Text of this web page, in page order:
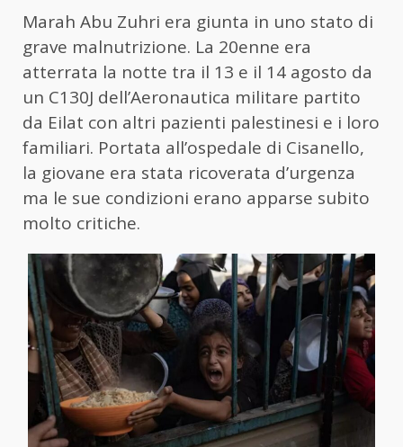
Marah Abu Zuhri era giunta in uno stato di
grave malnutrizione. La 20enne era
atterrata la notte tra il 13 e il 14 agosto da
un C130J dell’Aeronautica militare partito
da Eilat con altri pazienti palestinesi e i loro
familiari. Portata all’ospedale di Cisanello,
la giovane era stata ricoverata d’urgenza
ma le sue condizioni erano apparse subito
molto critiche.